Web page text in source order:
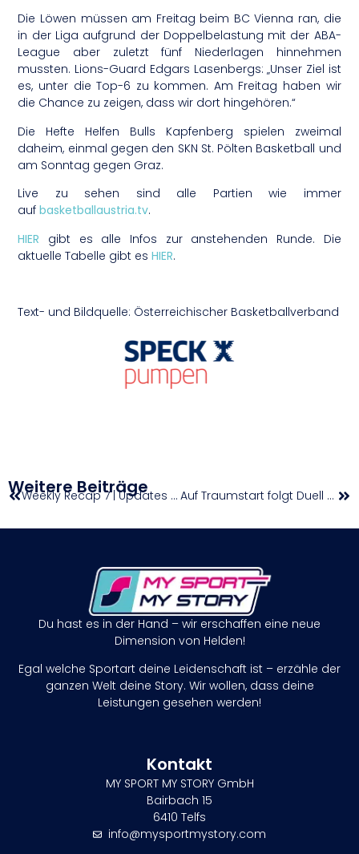
Die Löwen müssen am Freitag beim BC Vienna ran, die
in der Liga aufgrund der Doppelbelastung mit der ABA-
League aber zuletzt fünf Niederlagen hinnehmen
mussten. Lions-Guard Edgars Lasenbergs: „Unser Ziel ist
es, unter die Top-6 zu kommen. Am Freitag haben wir
die Chance zu zeigen, dass wir dort hingehören.“
Die Hefte Helfen Bulls Kapfenberg spielen zweimal
daheim, einmal gegen den SKN St. Pölten Basketball und
am Sonntag gegen Graz.
Live zu sehen sind alle Partien wie immer
aufbasketballaustria.tv.
HIER gibt es alle Infos zur anstehenden Runde. Die
aktuelle Tabelle gibt esHIER.
Text- und Bildquelle: Österreichischer Basketballverband
Weitere Beiträge Weekly Recap 7 | Updates aus den Nachwuchs-Superligen (05. – 09. November) Auf Traumstart folgt Duell mit Gruppenfavoritinnen
Du hast es in der Hand – wir erschaffen eine neue
Dimension von Helden!
Egal welche Sportart deine Leidenschaft ist – erzähle der
ganzen Welt deine Story. Wir wollen, dass deine
Leistungen gesehen werden!
Kontakt
MY SPORT MY STORY GmbH
Bairbach 15
6410 Telfs
info@mysportmystory.com